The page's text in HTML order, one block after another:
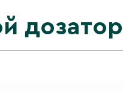
дозатор